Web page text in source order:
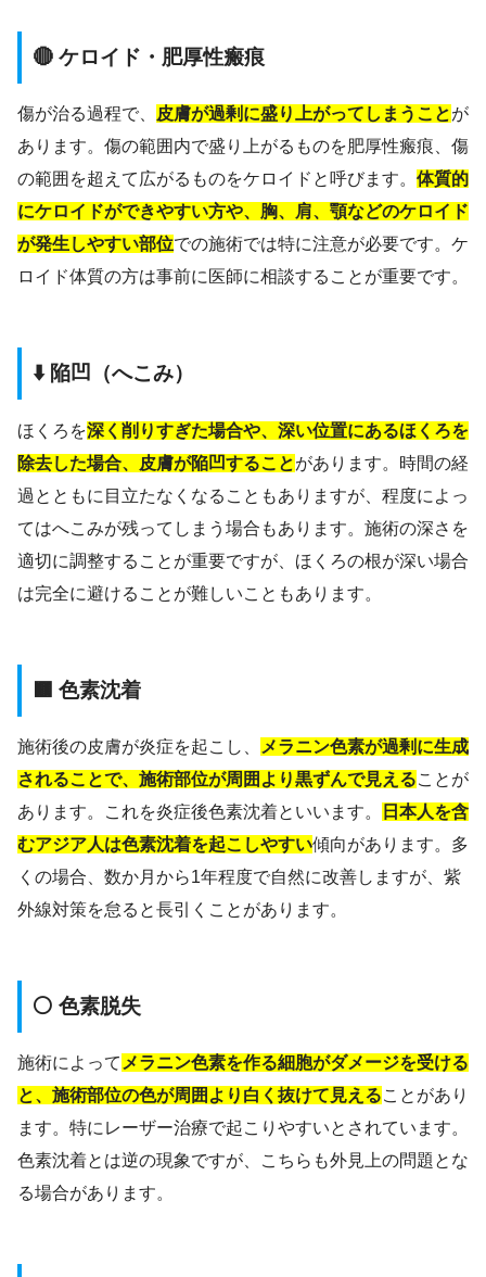
🔴 ケロイド・肥厚性瘢痕
傷が治る過程で、 皮膚が過剰に盛り上がってしまうことが
あります。傷の範囲内で盛り上がるものを肥厚性瘢痕、傷
の範囲を超えて広がるものをケロイドと呼びます。 体質的
にケロイドができやすい方や、胸、肩、顎などのケロイド
が発生しやすい部位での施術では特に注意が必要です。ケ
ロイド体質の方は事前に医師に相談することが重要です。
⬇️ 陥凹（へこみ）
ほくろを深く削りすぎた場合や、深い位置にあるほくろを
除去した場合、皮膚が陥凹することがあります。時間の経
過とともに目立たなくなることもありますが、程度によっ
てはへこみが残ってしまう場合もあります。施術の深さを
適切に調整することが重要ですが、ほくろの根が深い場合
は完全に避けることが難しいこともあります。
🟫 色素沈着
施術後の皮膚が炎症を起こし、
メラニン色素が過剰に生成
されることで、施術部位が周囲より黒ずんで見えることが
あります。これを炎症後色素沈着といいます。
日本人を含
むアジア人は色素沈着を起こしやすい傾向があります。多
くの場合、数か月から1年程度で自然に改善しますが、紫
外線対策を怠ると長引くことがあります。
⚪ 色素脱失
施術によってメラニン色素を作る細胞がダメージを受ける
と、施術部位の色が周囲より白く抜けて見えることがあり
ます。特にレーザー治療で起こりやすいとされています。
色素沈着とは逆の現象ですが、こちらも外見上の問題とな
る場合があります。